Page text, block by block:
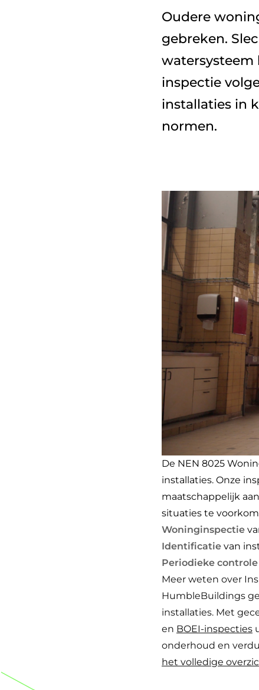
Oudere
gebreken.
watersysteem
inspectie
installaties in
normen.
De NEN 8025
installaties. Onze
maatschappelijk
situaties te
Woninginspectie
Identificatie van
Periodieke
Meer weten over
HumbleBuildings
installaties. Met
en BOEI-inspecties
onderhoud en
het volledige